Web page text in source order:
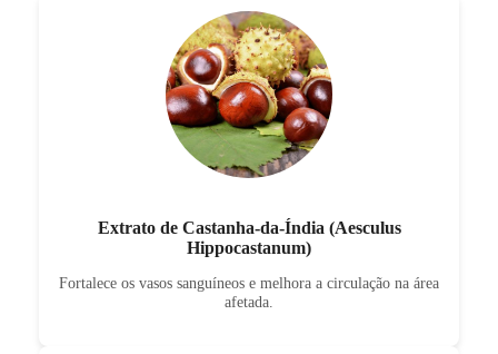
Extrato de Castanha-da-Índia (Aesculus
Hippocastanum)
Fortalece os vasos sanguíneos e melhora a circulação na área
afetada.